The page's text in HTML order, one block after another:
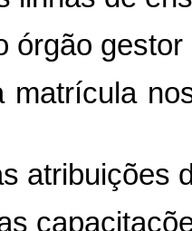
órgão
matrícula
atribuições